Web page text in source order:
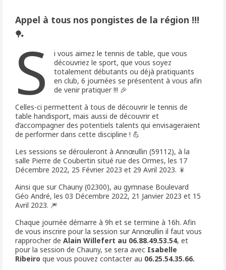
Appel à tous nos pongistes de la région !!!
🏓
S
i vous aimez le tennis de table, que vous
découvriez le sport, que vous soyez
totalement débutants ou déjà pratiquants
en club, 6 journées se présentent à vous afin
de venir pratiquer !!! 🎉
Celles-ci permettent à tous de découvrir le tennis de
table handisport, mais aussi de découvrir et
d’accompagner des potentiels talents qui envisageraient
de performer dans cette discipline ! 💪
Les sessions se dérouleront à Annœullin (59112), à la
salle Pierre de Coubertin situé rue des Ormes, les 17
Décembre 2022, 25 Février 2023 et 29 Avril 2023. 🎇
Ainsi que sur Chauny (02300), au gymnase Boulevard
Géo André, les 03 Décembre 2022, 21 Janvier 2023 et 15
Avril 2023. 🎆
Chaque journée démarre à 9h et se termine à 16h. Afin
de vous inscrire pour la session sur Annœullin il faut vous
rapprocher de Alain Willefert au 06.88.49.53.54, et
pour la session de Chauny, se sera avec Isabelle
Ribeiro que vous pouvez contacter au 06.25.54.35.66.